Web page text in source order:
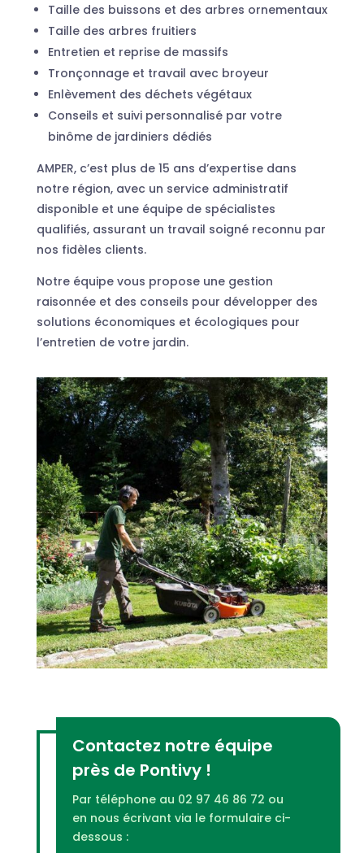
Taille des buissons et des arbres ornementaux
Taille des arbres fruitiers
Entretien et reprise de massifs
Tronçonnage et travail avec broyeur
Enlèvement des déchets végétaux
Conseils et suivi personnalisé par votre
binôme de jardiniers dédiés
AMPER, c’est plus de 15 ans d’expertise dans
notre région, avec un service administratif
disponible et une équipe de spécialistes
qualifiés, assurant un travail soigné reconnu par
nos fidèles clients.
Notre équipe vous propose une gestion
raisonnée et des conseils pour développer des
solutions économiques et écologiques pour
l’entretien de votre jardin.
Contactez notre équipe
près de Pontivy !
Par téléphone au 02 97 46 86 72 ou
en nous écrivant via le formulaire ci-
dessous :